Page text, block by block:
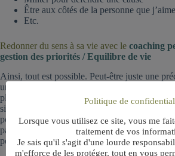
Être aux côtés de la personne que j’aime
Etc.
Redonner du sens à sa vie avec le coaching
gestion des priorités / Equilibre de vie
Ainsi, tout est possible. Peut-être juste une
une raison d’être où nous serions trop
plusieurs personnes. Nous pourrions devenir
situation et d’une relation qui ne dépendent
pourrions perdre la main sur ce qui fait le sens
par exemple si ces personnes s’éloignaient de
peut-être ce risque. Ou gérons-le.
Politique de
Lorsque vous utilisez ce site, vous me
traitement de vos
Je sais qu'il s'agit d'une lourde
m'efforce de les protéger, tout en vous